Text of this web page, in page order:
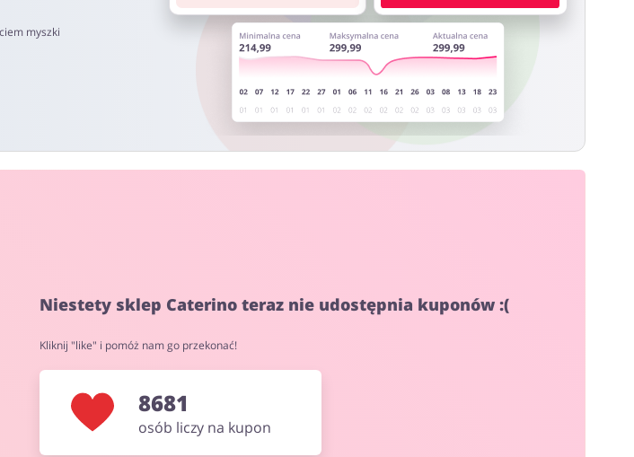
myszki
Niestety sklep Caterino teraz nie udostępnia kuponów :(
Kliknij "like" i pomóż nam go przekonać!
8681
osób liczy na kupon